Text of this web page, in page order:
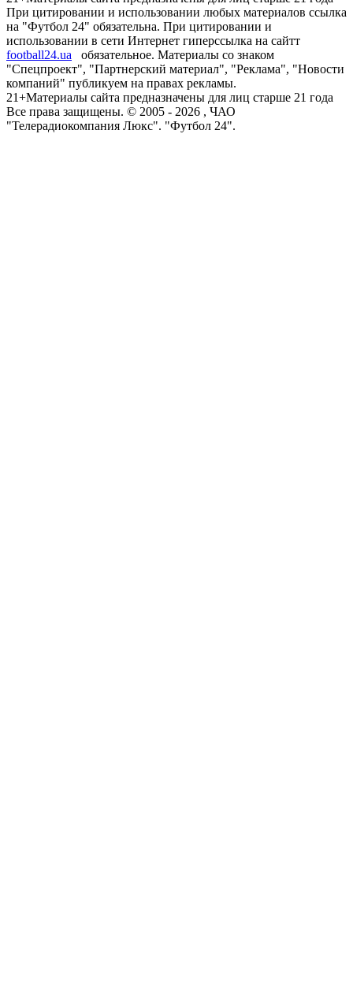
При цитировании и использовании любых материалов ссылка
на "Футбол 24" обязательна. При цитировании и
использовании в сети Интернет гиперссылка на сайтт
football24.ua
обязательное. Материалы со знаком
"Спецпроект", "Партнерский материал", "Реклама", "Новости
компаний" публикуем на правах рекламы.
21+Материалы сайта предназначены для лиц старше 21 года
Все права защищены. © 2005 - 2026 , ЧАО
"Телерадиокомпания Люкс". "Футбол 24".